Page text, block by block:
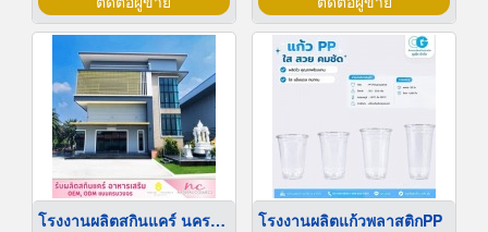
โรงงานผลิตสกินแคร์ นครปฐม โรงงานผลิตแก้วพลาสติกPP